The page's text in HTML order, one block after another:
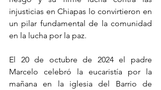
injusticias en Chiapas lo convirtieron en
un pilar fundamental de la comunidad
en la lucha por la paz.
El 20 de octubre de 2024 el padre
Marcelo celebró la eucaristía por la
mañana en la iglesia del Barrio de